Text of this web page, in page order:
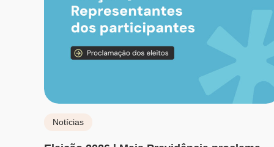
Notícias